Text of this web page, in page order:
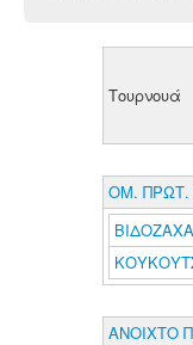
Τουρνουά
ΟΜ. ΠΡΩΤ.
ΑΝΟΙΧΤΟ